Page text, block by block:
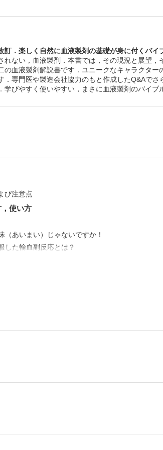
3-4. 血小板輸血の適応とトリガー（実施のひきがねとなる
3-8. 血小板製剤ではアレルギー反応が出やすいのはなぜ？
3-9. 洗浄血小板の問題点
3-10. 血小板製剤の考え方，使い方のまとめとポイント
第2章 血漿分画製剤の考え方，使い方
1．アルブミン製剤
1-2. 生物由来製品とは何？ さらに特定生物由来製品とは
2．免疫グロブリン製剤 ―多目的用途―
2-3. 免疫グロブリン製剤の種類と安全性
2-4. 免疫グロブリン製剤の一般的な適応と難病への適応
2-5. ではなぜ免疫グロブリン製剤がITPと川崎病や神経炎疾
2-6. 人免疫グロブリンの考え方，使い方のまとめとポイント
3-1. 適応限定の免疫グロブリン製剤とは？
3-3. 抗破傷風人免疫グロブリンは同時投与？
4-3. 血液凝固第VIII因子製剤，血液凝固第IX因子製剤の投与
訂．楽しく自然に血液製剤の基礎が身に付くバイ
れない，血液製剤．本書では，その現況と展望
の血液製剤解説書です．ユニークなキャラクタ
．専門医や製造会社協力のもと作成したQ&Aで
びやすく使いやすい，まさに血液製剤のバイブ
び注意点
使い方
あいまい）じゃないですか！
した輸血副反応とは？
線でカリウム高値？
ったか？
われているかもしれません
的出血への対応
でいるの？
るのか？
で，見かけない赤血球製剤
ビン時間とは？